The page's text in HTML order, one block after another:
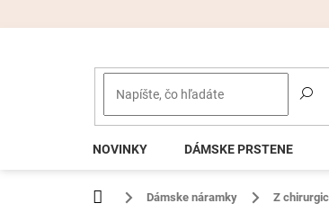
NOVINKY DÁMSKE PRSTENE
Domov Dámske náramky Z